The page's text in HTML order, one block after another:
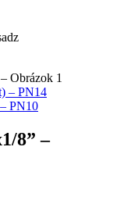
– PN14
PN10
8” –